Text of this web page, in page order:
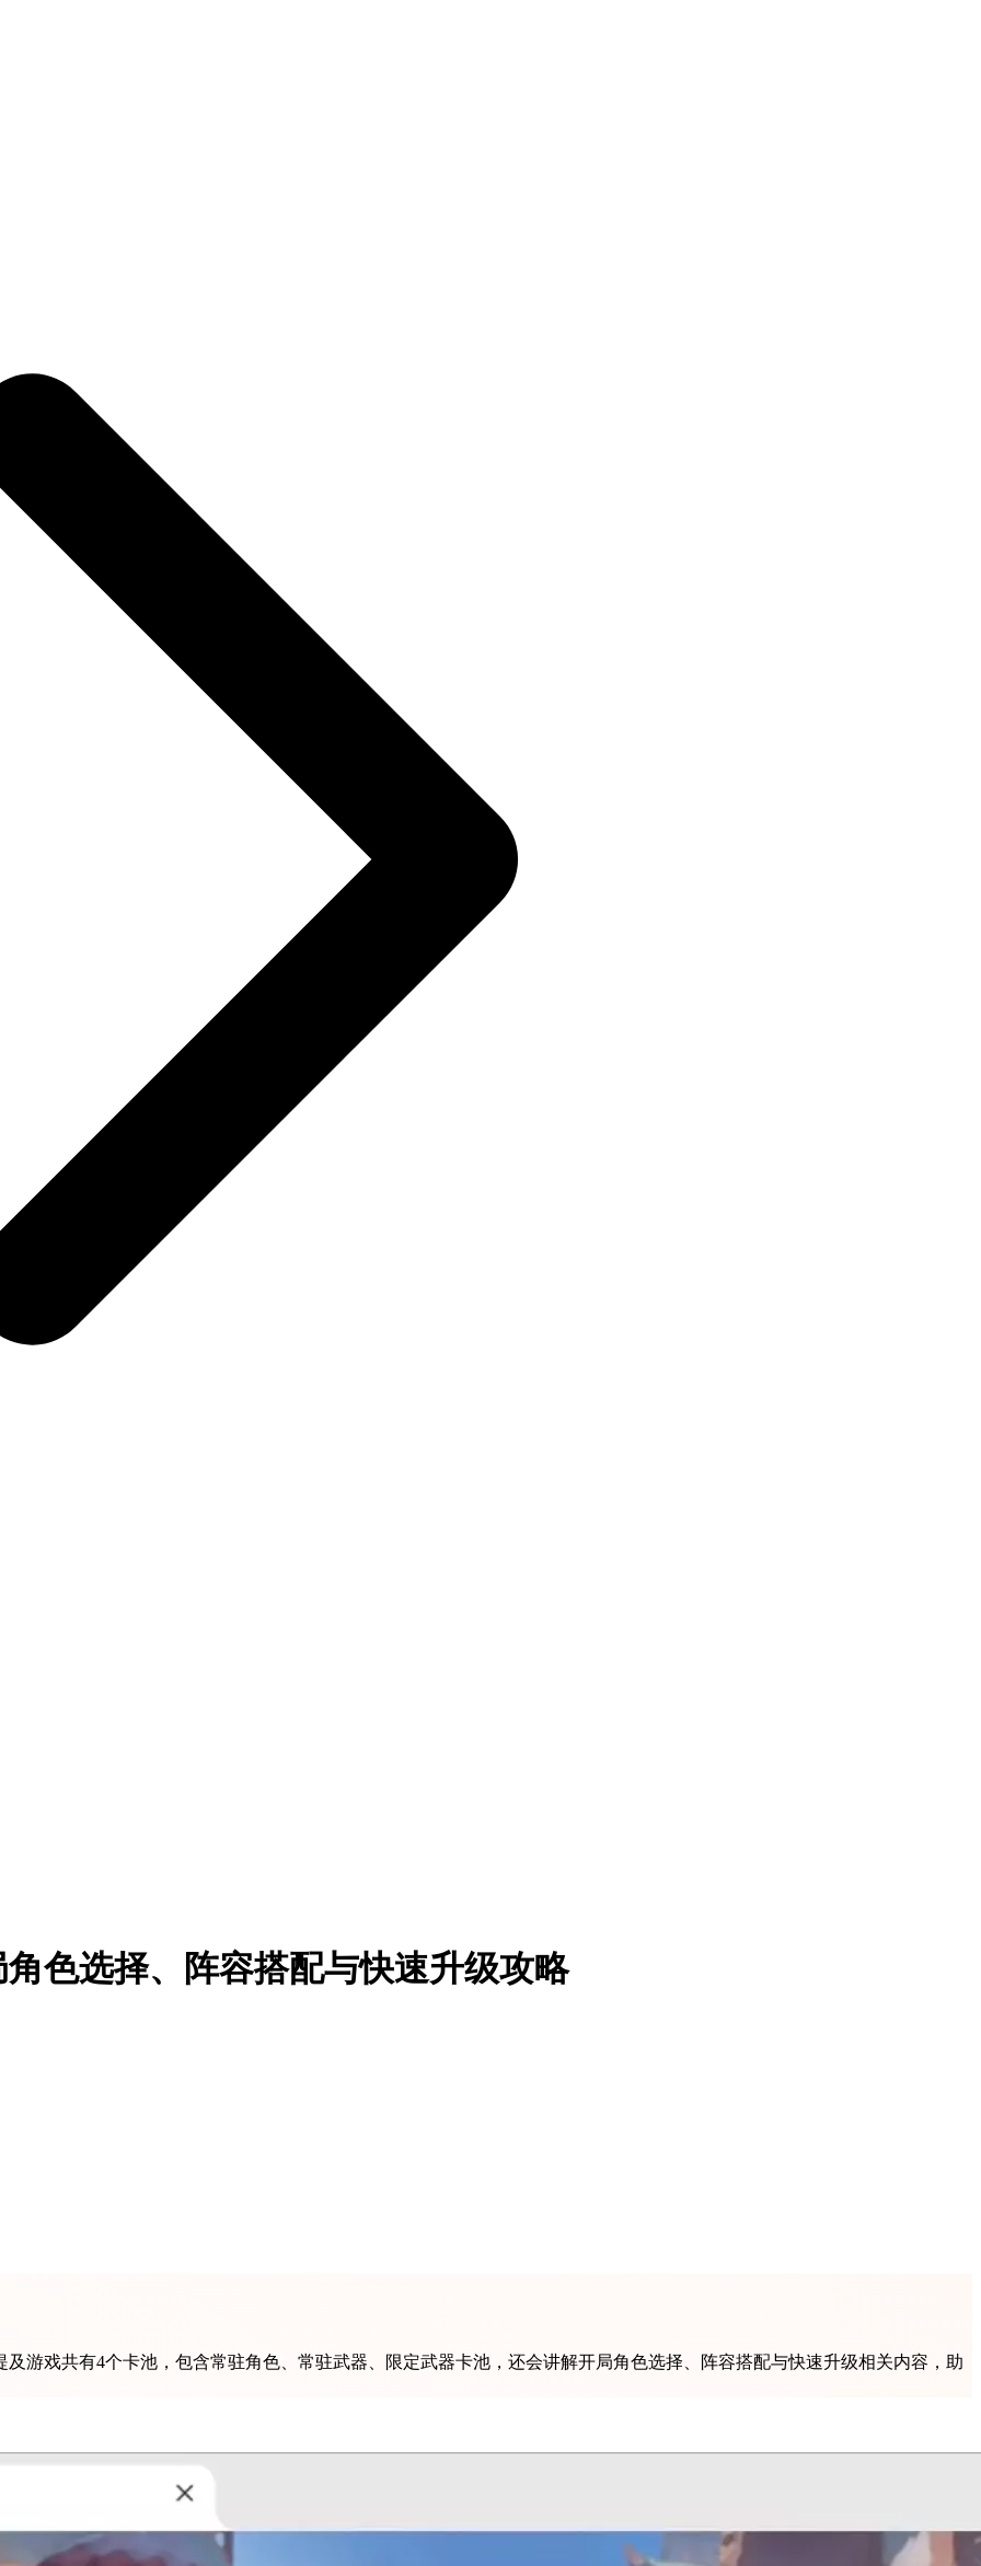
色选择、阵容搭配与快速升级攻略
游戏共有4个卡池，包含常驻角色、常驻武器、限定武器卡池，还会讲解开局角色选择、阵容搭配与快速升级相关内容，助